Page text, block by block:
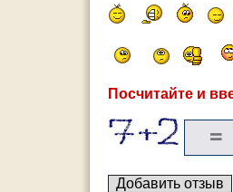
Посчитайте и